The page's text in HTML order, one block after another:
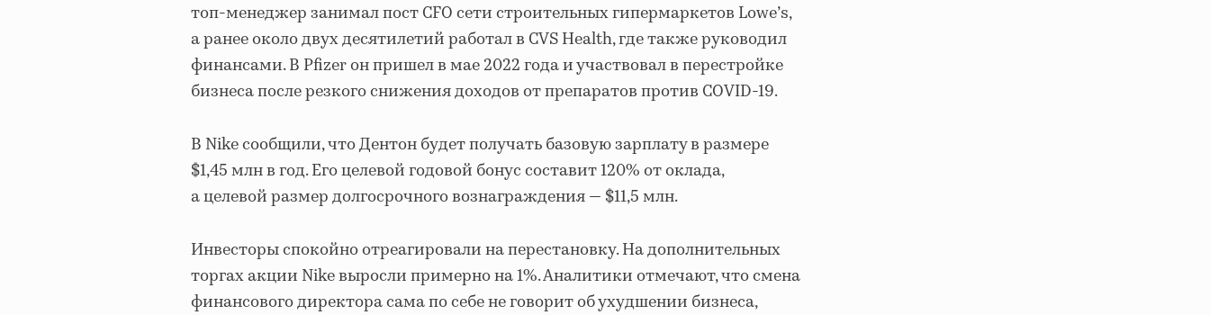
топ-менеджер занимал пост CFO сети строительных гипермаркетов Lowe’s,
а ранее около двух десятилетий работал в CVS Health, где также руководил
финансами. В Pfizer он пришел в мае 2022 года и участвовал в перестройке
бизнеса после резкого снижения доходов от препаратов против COVID-19.
В Nike сообщили, что Дентон будет получать базовую зарплату в размере
$1,45 млн в год. Его целевой годовой бонус составит 120% от оклада,
а целевой размер долгосрочного вознаграждения — $11,5 млн.
Инвесторы спокойно отреагировали на перестановку. На дополнительных
торгах акции Nike выросли примерно на 1%. Аналитики отмечают, что смена
финансового директора сама по себе не говорит об ухудшении бизнеса,